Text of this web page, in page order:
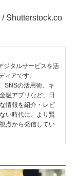
Shutterstock.co
ジタルサービスを活
ィアです。
SNSの活用術、キ
融アプリなど、日
情報を紹介・レビ
い時代に、より賢
点から発信してい